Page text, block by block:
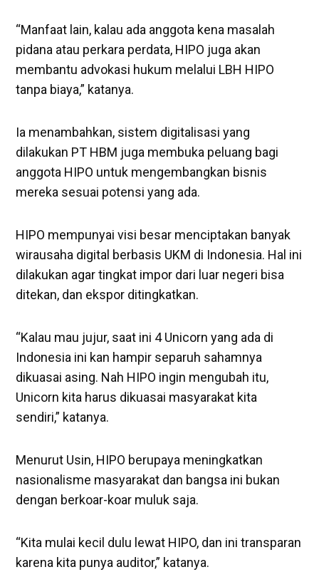
“Manfaat lain, kalau ada anggota kena masalah
pidana atau perkara perdata, HIPO juga akan
membantu advokasi hukum melalui LBH HIPO
tanpa biaya,” katanya.
Ia menambahkan, sistem digitalisasi yang
dilakukan PT HBM juga membuka peluang bagi
anggota HIPO untuk mengembangkan bisnis
mereka sesuai potensi yang ada.
HIPO mempunyai visi besar menciptakan banyak
wirausaha digital berbasis UKM di Indonesia. Hal ini
dilakukan agar tingkat impor dari luar negeri bisa
ditekan, dan ekspor ditingkatkan.
“Kalau mau jujur, saat ini 4 Unicorn yang ada di
Indonesia ini kan hampir separuh sahamnya
dikuasai asing. Nah HIPO ingin mengubah itu,
Unicorn kita harus dikuasai masyarakat kita
sendiri,” katanya.
Menurut Usin, HIPO berupaya meningkatkan
nasionalisme masyarakat dan bangsa ini bukan
dengan berkoar-koar muluk saja.
“Kita mulai kecil dulu lewat HIPO, dan ini transparan
karena kita punya auditor,” katanya.